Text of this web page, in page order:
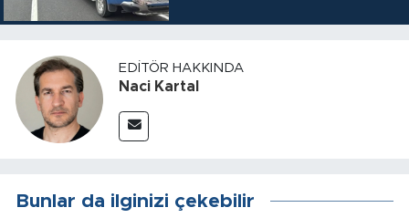
EDITÖR HAKKINDA
Naci Kartal
Bunlar da ilginizi çekebilir